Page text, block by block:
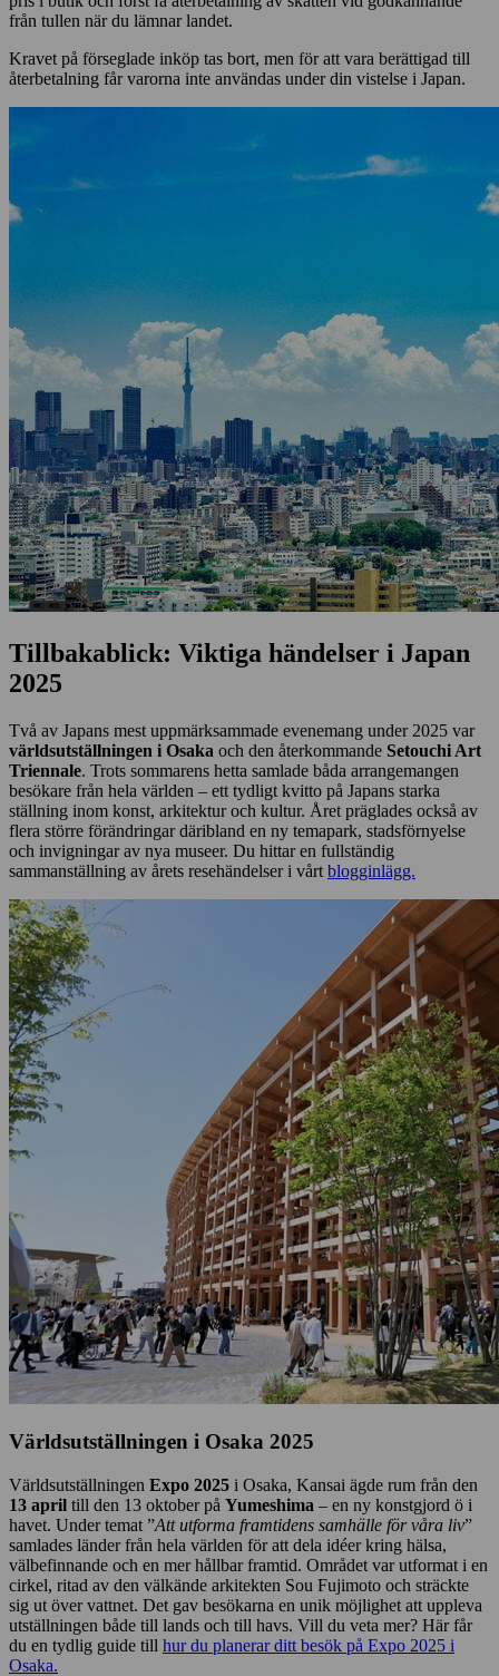
från tullen när du lämnar landet.
Kravet på förseglade inköp tas bort, men för att vara berättigad till
återbetalning får varorna inte användas under din vistelse i Japan.
Tillbakablick: Viktiga händelser i Japan
2025
Två av Japans mest uppmärksammade evenemang under 2025 var
världsutställningen i Osaka och den återkommande Setouchi Art
Triennale. Trots sommarens hetta samlade båda arrangemangen
besökare från hela världen – ett tydligt kvitto på Japans starka
ställning inom konst, arkitektur och kultur. Året präglades också av
flera större förändringar däribland en ny temapark, stadsförnyelse
och invigningar av nya museer. Du hittar en fullständig
sammanställning av årets resehändelser i vårt blogginlägg.
Världsutställningen i Osaka 2025
Världsutställningen Expo 2025 i Osaka, Kansai ägde rum från den
13 april till den 13 oktober på Yumeshima – en ny konstgjord ö i
havet. Under temat ”Att utforma framtidens samhälle för våra liv”
samlades länder från hela världen för att dela idéer kring hälsa,
välbefinnande och en mer hållbar framtid. Området var utformat i en
cirkel, ritad av den välkände arkitekten Sou Fujimoto och sträckte
sig ut över vattnet. Det gav besökarna en unik möjlighet att uppleva
utställningen både till lands och till havs. Vill du veta mer? Här får
du en tydlig guide till hur du planerar ditt besök på Expo 2025 i
Osaka.